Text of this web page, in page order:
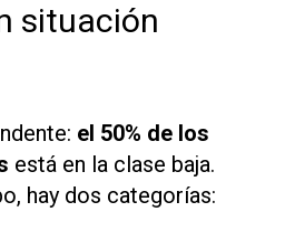
situación
el 50% de los
está en la clase baja.
hay dos categorías: